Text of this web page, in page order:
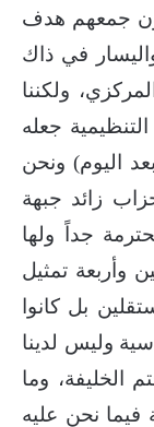
الإسلاميون والشيوعيون جمعهم هدف
في ذاك
ولكننا
جعله
اليوم) ونحن
زائد جبهة
جداً ولها
وأربعة تمثيل
بل كانوا
وليس لدينا
الخليفة، وما
نحن عليه